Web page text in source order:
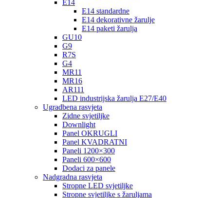
E14
E14 standardne
E14 dekorativne žarulje
E14 paketi žarulja
GU10
G9
R7S
G4
MR11
MR16
AR111
LED industrijska žarulja E27/E40
Ugradbena rasvjeta
Zidne svjetiljke
Downlight
Panel OKRUGLI
Panel KVADRATNI
Paneli 1200×300
Paneli 600×600
Dodaci za panele
Nadgradna rasvjeta
Stropne LED svjetiljke
Stropne svjetiljke s žaruljama